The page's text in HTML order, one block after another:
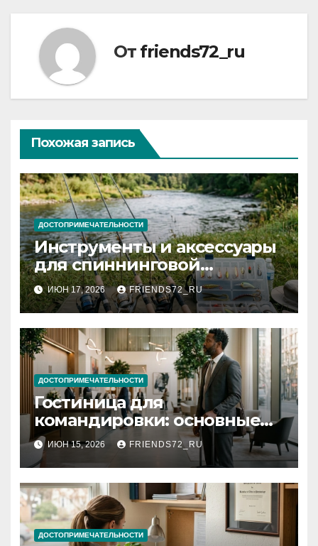
От friends72_ru
Похожая запись
ДОСТОПРИМЕЧАТЕЛЬНОСТИ
Инструменты и аксессуары
для спиннинговой
рыбалки: назначение и
типы
ИЮН 17, 2026 FRIENDS72_RU
ДОСТОПРИМЕЧАТЕЛЬНОСТИ
Гостиница для
командировки: основные
критерии выбора
ИЮН 15, 2026 FRIENDS72_RU
ДОСТОПРИМЕЧАТЕЛЬНОСТИ